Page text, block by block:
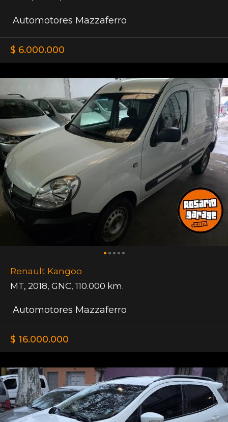
Automotores Mazzaferro
$ 6.000.000
Renault Kangoo
MT, 2018, GNC, 110.000 km.
Automotores Mazzaferro
$ 16.000.000